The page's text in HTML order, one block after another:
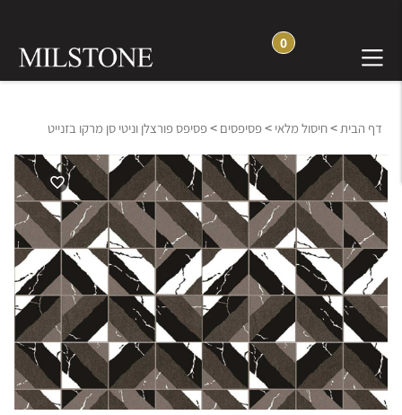
0
דף הבית>חיסול מלאי >פסיפסים >פסיפס פורצלן וניטי סן מרקו בזנייט